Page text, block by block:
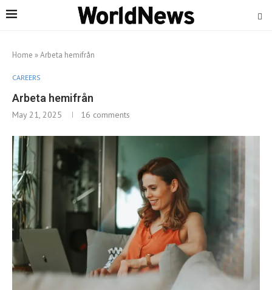
Home »Arbeta hemifrån
CAREERS
Arbeta hemifrån
May 21, 2025 16 comments